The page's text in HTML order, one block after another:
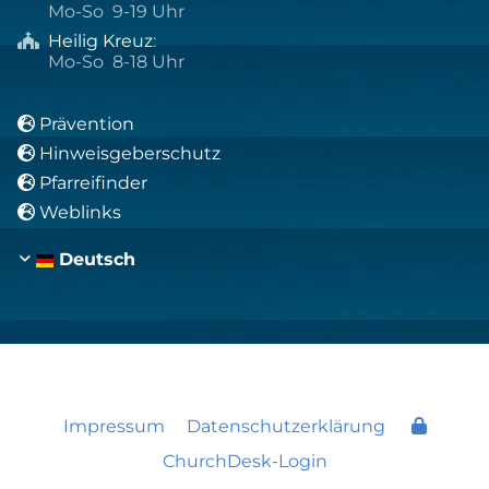
Mo-So 9-19 Uhr
 Heilig Kreuz:
Mo-So 8-18 Uhr
 Prävention
 Hinweisgeberschutz
 Pfarreifinder
 Weblinks
Deutsch
Impressum
Datenschutzerklärung
ChurchDesk-Login